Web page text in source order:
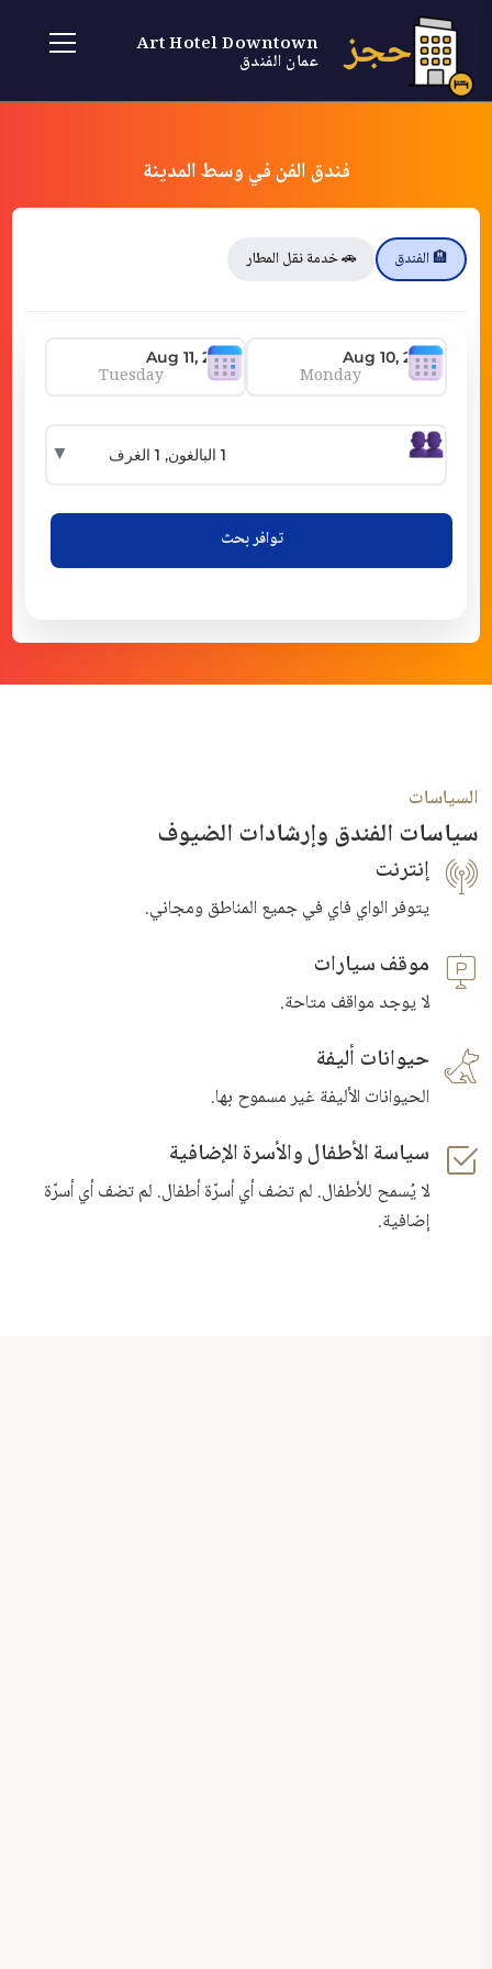
حجز Art Hotel Downtown
عمان الفندق
فندق الفن في وسط المدينة
🏨 الفندق 🚗 خدمة نقل المطار
Monday
Tuesday
▼
توافر بحث
السياسات
سياسات الفندق وإرشادات الضيوف
إنترنت
يتوفر الواي فاي في جميع المناطق ومجاني.
موقف سيارات
لا يوجد مواقف متاحة.
حيوانات أليفة
الحيوانات الأليفة غير مسموح بها.
سياسة الأطفال والأسرة الإضافية
لا يُسمح للأطفال. لم تضف أي أسرّة أطفال. لم تضف أي أسرّة
إضافية.